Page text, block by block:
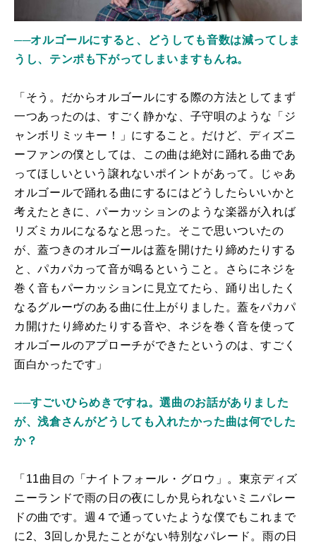
──オルゴールにすると、どうしても音数は減ってしま
うし、テンポも下がってしまいますもんね。
「そう。だからオルゴールにする際の方法としてまず
一つあったのは、すごく静かな、子守唄のような「ジ
ャンボリミッキー！」にすること。だけど、ディズニ
ーファンの僕としては、この曲は絶対に踊れる曲であ
ってほしいという譲れないポイントがあって。じゃあ
オルゴールで踊れる曲にするにはどうしたらいいかと
考えたときに、パーカッションのような楽器が入れば
リズミカルになるなと思った。そこで思いついたの
が、蓋つきのオルゴールは蓋を開けたり締めたりする
と、パカパカって音が鳴るということ。さらにネジを
巻く音もパーカッションに見立てたら、踊り出したく
なるグルーヴのある曲に仕上がりました。蓋をパカパ
カ開けたり締めたりする音や、ネジを巻く音を使って
オルゴールのアプローチができたというのは、すごく
面白かったです」
──すごいひらめきですね。選曲のお話がありました
が、浅倉さんがどうしても入れたかった曲は何でした
か？
「11曲目の「ナイトフォール・グロウ」。東京ディズ
ニーランドで雨の日の夜にしか見られないミニパレー
ドの曲です。週４で通っていたような僕でもこれまで
に2、3回しか見たことがない特別なパレード。雨の日